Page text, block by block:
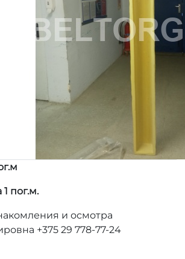
1 пог.м.
и осмотра
+375 29 778-77-24